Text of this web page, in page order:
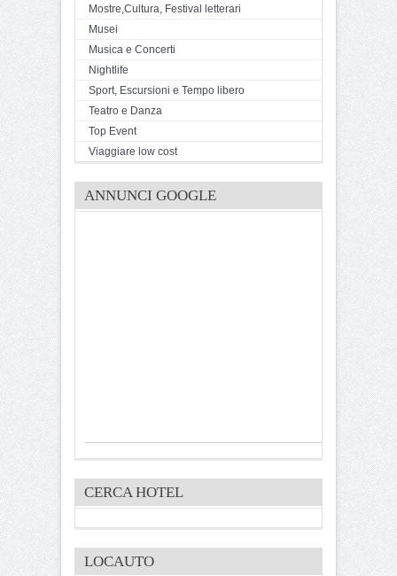
Mostre,Cultura, Festival letterari
Musei
Musica e Concerti
Nightlife
Sport, Escursioni e Tempo libero
Teatro e Danza
Top Event
Viaggiare low cost
ANNUNCI GOOGLE
CERCA HOTEL
LOCAUTO